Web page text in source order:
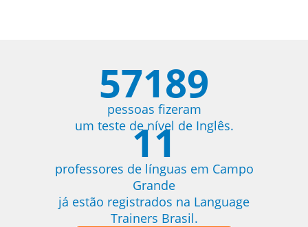
57189
pessoas fizeram
um teste de nível de Inglês.
11
professores de línguas em Campo
Grande
já estão registrados na Language
Trainers Brasil.